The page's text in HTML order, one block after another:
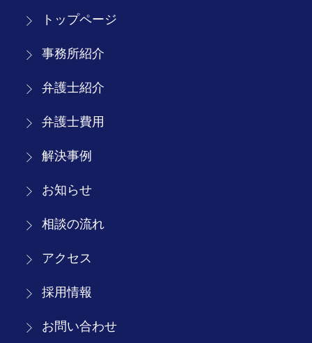
トップページ
事務所紹介
弁護士紹介
弁護士費用
解決事例
お知らせ
相談の流れ
アクセス
採用情報
お問い合わせ